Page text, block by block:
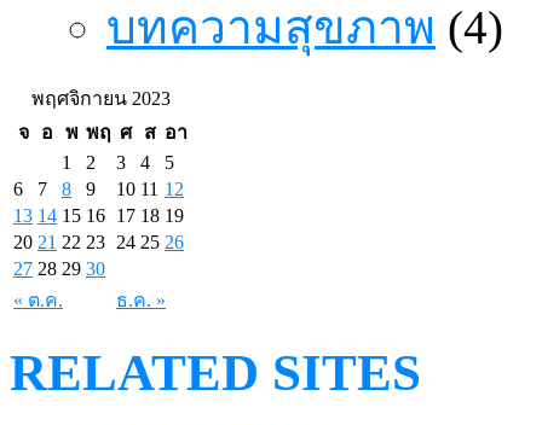
บทความสุขภาพ (4)
พฤศจิกายน 2023
จ
อ พ พฤ ศ ส อา
« ต.ค. ธ.ค. »
1 2 3 4
5
6
7 8 9 10 11 12
13 14 15 16 17 18 19
20 21 22 23 24 25 26
27 28 29 30
RELATED SITES